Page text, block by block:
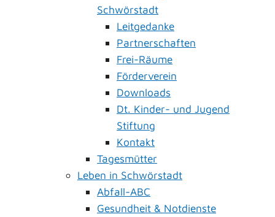
Schwörstadt
Leitgedanke
Partnerschaften
Frei-Räume
Förderverein
Downloads
Dt. Kinder- und Jugend
Stiftung
Kontakt
Tagesmütter
Leben in Schwörstadt
Abfall-ABC
Gesundheit & Notdienste